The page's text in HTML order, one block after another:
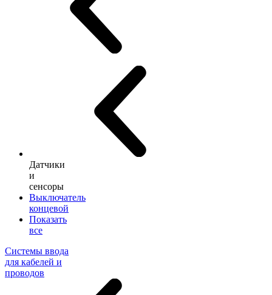
Датчики
и
сенсоры
Выключатель
концевой
Показать
все
Системы ввода
для кабелей и
проводов